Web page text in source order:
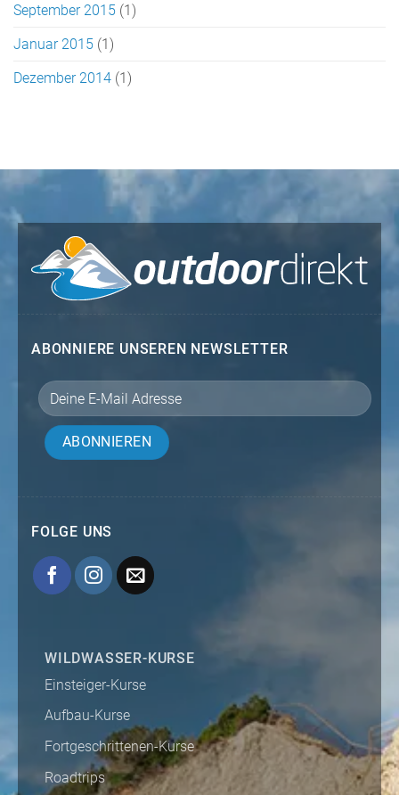
September 2015 (1)
Januar 2015 (1)
Dezember 2014 (1)
ABONNIERE UNSEREN NEWSLETTER
FOLGE UNS
WILDWASSER-KURSE
Einsteiger-Kurse
Aufbau-Kurse
Fortgeschrittenen-Kurse
Roadtrips